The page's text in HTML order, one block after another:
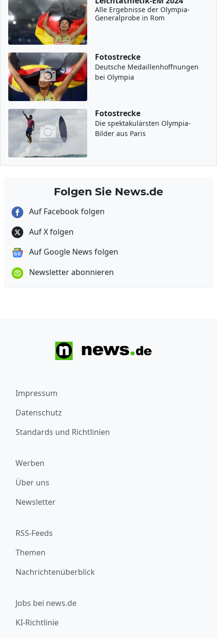
Alle Ergebnisse der Olympia-
Generalprobe in Rom
Fotostrecke
Deutsche Medaillenhoffnungen
bei Olympia
Fotostrecke
Die spektakulärsten Olympia-
Bilder aus Paris
Folgen Sie News.de
Auf Facebook folgen
Auf X folgen
Auf Google News folgen
Newsletter abonnieren
Impressum
Datenschutz
Standards und Richtlinien
Werben
Über uns
Newsletter
RSS-Feeds
Themen
Nachrichtenüberblick
Jobs bei news.de
KI-Richtlinie